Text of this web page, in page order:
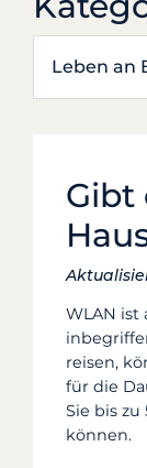
Leben an
Gibt
WLAN ist
reisen,
für die
Sie bis
können.